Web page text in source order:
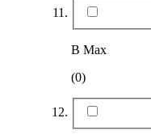
B Max
(0)